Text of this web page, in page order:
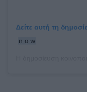
Δείτε αυτή τη
n o w